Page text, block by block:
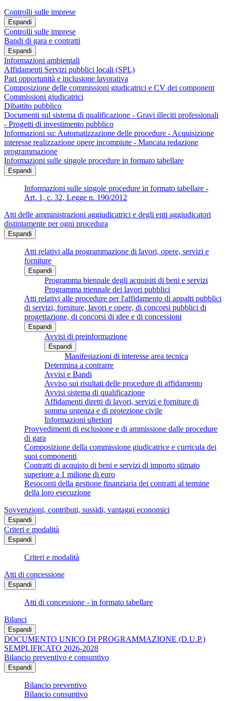
Controlli sulle imprese
Espandi
Controlli sulle imprese
Bandi di gara e contratti
Espandi
Informazioni ambientali
Affidamenti Servizi pubblici locali (SPL)
Pari opportunità e inclusione lavorativa
Composizione delle commissioni giudicatrici e CV dei component
Commissioni giudicatrici
Dibattito pubblico
Documenti sul sistema di qualificazione - Gravi illeciti professionali
- Progetti di investimento pubblico
Informazioni su: Automatizzazione delle procedure - Acquisizione
interesse realizzazione opere incompiute - Mancata redazione
programmazione
Informazioni sulle singole procedure in formato tabellare
Espandi
Informazioni sulle singole procedure in formato tabellare -
Art. 1, c. 32, Legge n. 190/2012
Atti delle amministrazioni aggiudicatrici e degli enti aggiudicatori
distintamente per ogni procedura
Espandi
Atti relativi alla programmazione di lavori, opere, servizi e
forniture
Espandi
Programma biennale degli acquisiti di beni e servizi
Programma triennale dei lavori pubblici
Atti relativi alle procedure per l'affidamento di appalti pubblici
di servizi, forniture, lavori e opere, di concorsi pubblici di
progettazione, di concorsi di idee e di concessioni
Espandi
Avvisi di preinformazione
Espandi
Manifestazioni di interesse area tecnica
Determina a contrarre
Avvisi e Bandi
Avviso sui risultati delle procedure di affidamento
Avvisi sistema di qualificazione
Affidamenti diretti di lavori, servizi e forniture di
somma urgenza e di protezione civile
Informazioni ulteriori
Provvedimenti di esclusione e di ammissione dalle procedure
di gara
Composizione della commissione giudicatrice e curricula dei
suoi componenti
Contratti di acquisto di beni e servizi di importo stimato
superiore a 1 milione di euro
Resoconti della gestione finanziaria dei contratti al termine
della loro esecuzione
Sovvenzioni, contributi, sussidi, vantaggi economici
Espandi
Criteri e modalità
Espandi
Criteri e modalità
Atti di concessione
Espandi
Atti di concessione - in formato tabellare
Bilanci
Espandi
DOCUMENTO UNICO DI PROGRAMMAZIONE (D.U.P.)
SEMPLIFICATO 2026-2028
Bilancio preventivo e consuntivo
Espandi
Bilancio preventivo
Bilancio consuntivo